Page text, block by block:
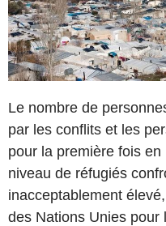
Le nombre de
par les conflits et les
pour la première fois
niveau de réfugiés
inacceptablement
des Nations Unies pour